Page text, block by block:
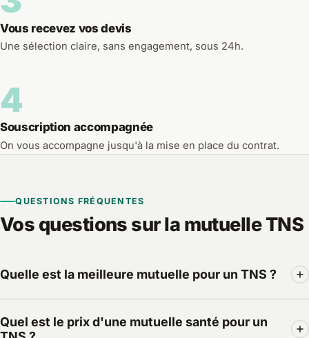
Vous recevez vos devis
Une sélection claire, sans engagement, sous 24h.
4
Souscription accompagnée
On vous accompagne jusqu'à la mise en place du contrat.
QUESTIONS FRÉQUENTES
Vos questions sur la mutuelle TNS
Quelle est la meilleure mutuelle pour un TNS ?
bonne mutuelle TNS est celle dont les niveaux de garanties
Quel est le prix d'une mutuelle santé pour un